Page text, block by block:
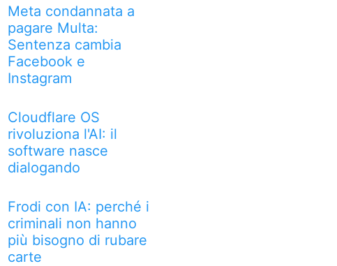
Meta condannata a
pagare Multa:
Sentenza cambia
Facebook e
Instagram
Cloudflare OS
rivoluziona l'AI: il
software nasce
dialogando
Frodi con IA: perché i
criminali non hanno
più bisogno di rubare
carte